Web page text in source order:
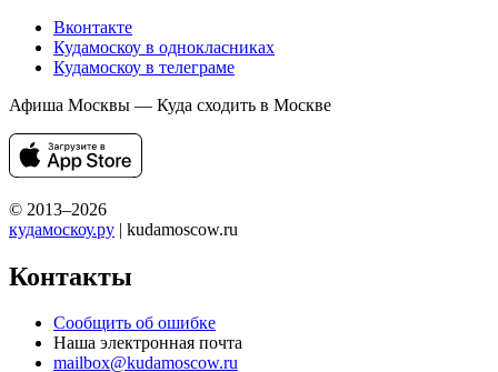
Вконтакте
Кудамоскоу в однокласниках
Кудамоскоу в телеграме
Афиша Москвы — Куда сходить в Москве
© 2013–2026
кудамоскоу.ру | kudamoscow.ru
Контакты
Сообщить об ошибке
Наша электронная почта
mailbox@kudamoscow.ru